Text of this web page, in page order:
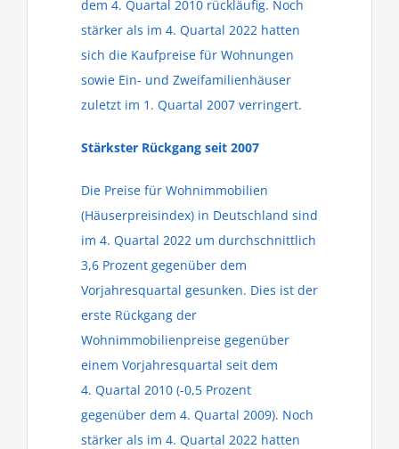
dem 4. Quartal 2010 rückläufig. Noch
stärker als im 4. Quartal 2022 hatten
sich die Kaufpreise für Wohnungen
sowie Ein- und Zweifamilienhäuser
zuletzt im 1. Quartal 2007 verringert.
Stärkster Rückgang seit 2007
Die Preise für Wohnimmobilien
(Häuserpreisindex) in Deutschland sind
im 4. Quartal 2022 um durchschnittlich
3,6 Prozent gegenüber dem
Vorjahresquartal gesunken. Dies ist der
erste Rückgang der
Wohnimmobilienpreise gegenüber
einem Vorjahresquartal seit dem
4. Quartal 2010 (-0,5 Prozent
gegenüber dem 4. Quartal 2009). Noch
stärker als im 4. Quartal 2022 hatten